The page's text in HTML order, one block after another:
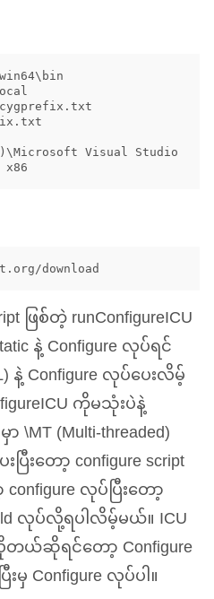
cygprefix.txt
Visual Studio
ဖြစ်တဲ့ runConfigureICU
နဲ့ Configure လုပ်ရင်
) နဲ့ Configure လုပ်ပေးလိမ့်
ကိုမသုံးပဲနဲ့
မှာ \MT(Multi-threaded)
ြီးတော့ configure script
လုပ်ပြီးတော့
လုပ်လို့ရပါလိမ့်မယ်။ ICU
တယ်ဆိုရင်တော့ Configure
မှ Configure လုပ်ပါ။